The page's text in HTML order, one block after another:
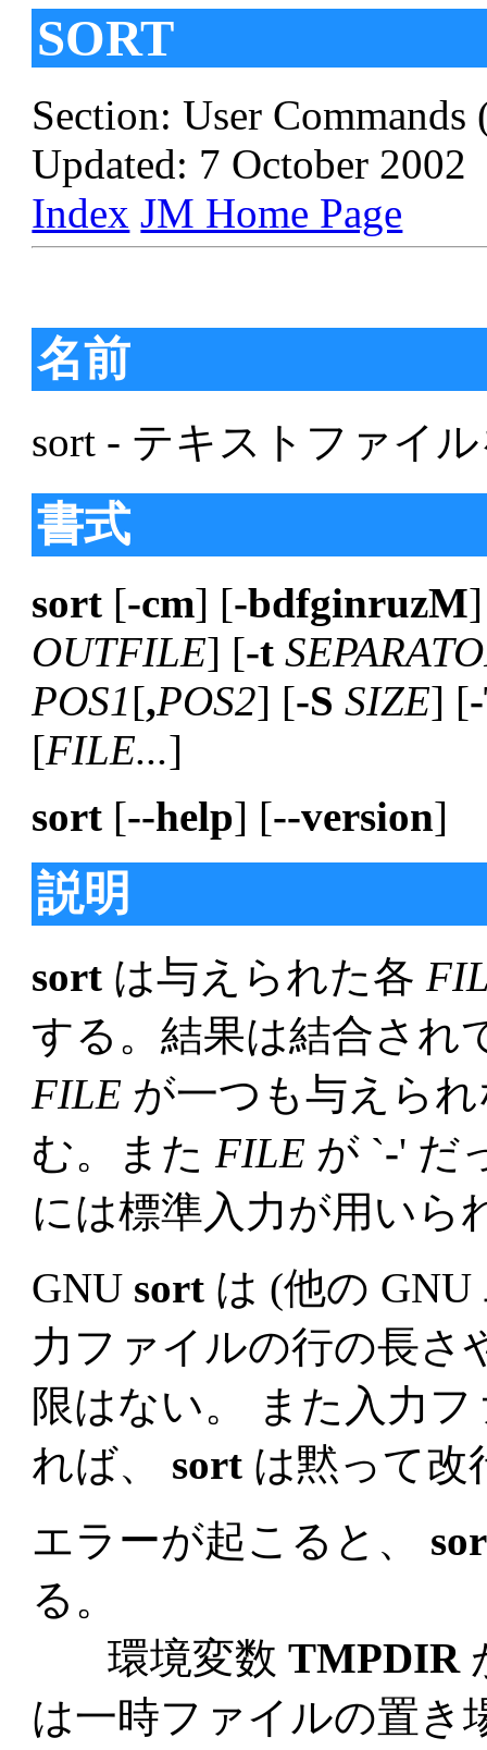
SORT
Section: User Commands
Updated: 7 October 2002
Index JM Home Page
名前
sort - テキストファイ
書式
sort [-cm] [-bdfginruzM
OUTFILE] [-t
POS1[,POS2] [-S SIZE] [
[FILE...]
sort [--help] [--version]
説明
sort は与えられた各
する。結果は結合され
FILE が一つも与えら
む。またFILE が `-' だ
には標準入力が用いら
GNU sort は (他の
力ファイルの行の長さ
限はない。 また入力
れば、 sort は黙って改
エラーが起こると、
る。
環境変数TMPDIR
は一時ファイルの置き